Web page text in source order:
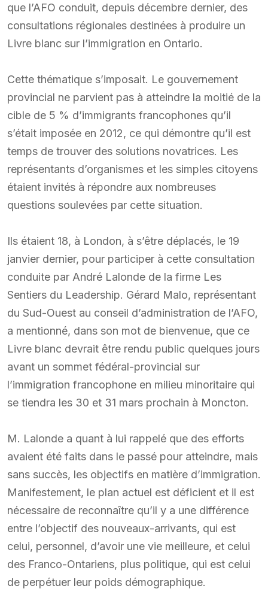
que l’AFO conduit, depuis décembre dernier, des
consultations régionales destinées à produire un
Livre blanc sur l’immigration en Ontario.
Cette thématique s’imposait. Le gouvernement
provincial ne parvient pas à atteindre la moitié de la
cible de 5 % d’immigrants francophones qu’il
s’était imposée en 2012, ce qui démontre qu’il est
temps de trouver des solutions novatrices. Les
représentants d’organismes et les simples citoyens
étaient invités à répondre aux nombreuses
questions soulevées par cette situation.
Ils étaient 18, à London, à s’être déplacés, le 19
janvier dernier, pour participer à cette consultation
conduite par André Lalonde de la firme Les
Sentiers du Leadership. Gérard Malo, représentant
du Sud-Ouest au conseil d’administration de l’AFO,
a mentionné, dans son mot de bienvenue, que ce
Livre blanc devrait être rendu public quelques jours
avant un sommet fédéral-provincial sur
l’immigration francophone en milieu minoritaire qui
se tiendra les 30 et 31 mars prochain à Moncton.
M. Lalonde a quant à lui rappelé que des efforts
avaient été faits dans le passé pour atteindre, mais
sans succès, les objectifs en matière d’immigration.
Manifestement, le plan actuel est déficient et il est
nécessaire de reconnaître qu’il y a une différence
entre l’objectif des nouveaux-arrivants, qui est
celui, personnel, d’avoir une vie meilleure, et celui
des Franco-Ontariens, plus politique, qui est celui
de perpétuer leur poids démographique.